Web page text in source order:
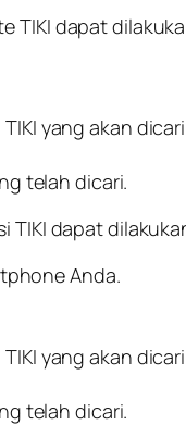
TIKI dapat
yang akan
telah dicari.
TIKI dapat
Anda.
yang akan
telah dicari.